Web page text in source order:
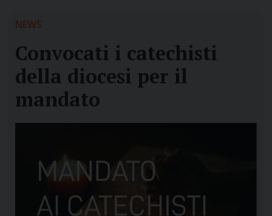
NEWS
Convocati i catechisti
della diocesi per il
mandato